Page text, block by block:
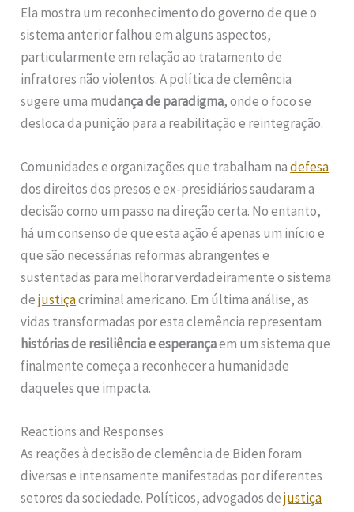
Ela mostra um reconhecimento do governo de que o
sistema anterior falhou em alguns aspectos,
particularmente em relação ao tratamento de
infratores não violentos. A política de clemência
sugere uma mudança de paradigma, onde o foco se
desloca da punição para a reabilitação e reintegração.
Comunidades e organizações que trabalham nadefesa
dos direitos dos presos e ex-presidiários saudaram a
decisão como um passo na direção certa. No entanto,
há um consenso de que esta ação é apenas um início e
que são necessárias reformas abrangentes e
sustentadas para melhorar verdadeiramente o sistema
dejustiçacriminal americano. Em última análise, as
vidas transformadas por esta clemência representam
histórias de resiliência e esperançaem um sistema que
finalmente começa a reconhecer a humanidade
daqueles que impacta.
Reactions and Responses
As reações à decisão de clemência de Biden foram
diversas e intensamente manifestadas por diferentes
setores da sociedade. Políticos, advogados dejustiça